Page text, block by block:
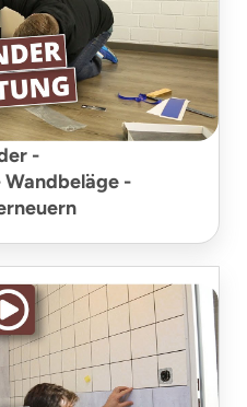
-
-